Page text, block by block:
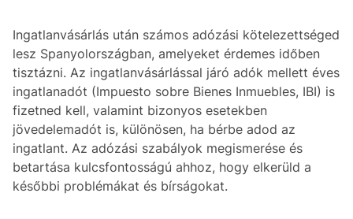
Ingatlanvásárlás után számos adózási kötelezettséged
lesz Spanyolországban, amelyeket érdemes időben
tisztázni. Az ingatlanvásárlással járó adók mellett éves
ingatlanadót (Impuesto sobre Bienes Inmuebles, IBI) is
fizetned kell, valamint bizonyos esetekben
jövedelemadót is, különösen, ha bérbe adod az
ingatlant. Az adózási szabályok megismerése és
betartása kulcsfontosságú ahhoz, hogy elkerüld a
későbbi problémákat és bírságokat.